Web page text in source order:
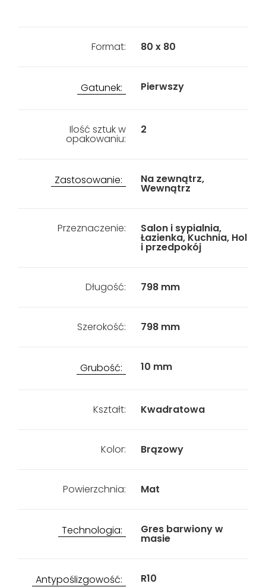
Format: 80 x 80
Gatunek: Pierwszy
Ilość sztuk w
opakowaniu:
2
Zastosowanie: Na zewnątrz,
Wewnątrz
Przeznaczenie: Salon i sypialnia,
Łazienka, Kuchnia, Hol
i przedpokój
Długość: 798 mm
Szerokość: 798 mm
Grubość: 10 mm
Kształt: Kwadratowa
Kolor: Brązowy
Powierzchnia: Mat
Technologia: Gres barwiony w
masie
Antypoślizgowość: R10